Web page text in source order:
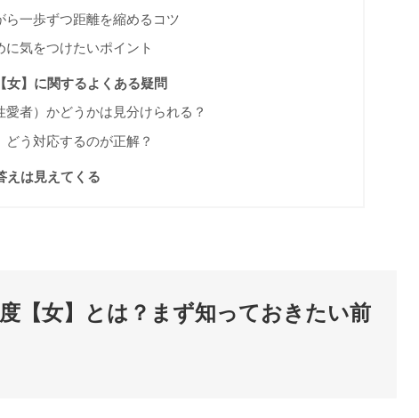
ら一歩ずつ距離を縮めるコツ
に気をつけたいポイント
女】に関するよくある疑問
者）かどうかは見分けられる？
う対応するのが正解？
えは見えてくる
【女】とは？まず知っておきたい前